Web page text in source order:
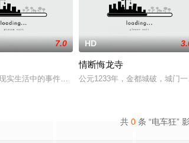
在这个设定世界里，时间并不是线性流动的，日子
治 饰）与心太朗（大泉洋 饰）将挑战一宗全新案件
7.0
实生活中的事件，围绕着一对在第二次世界大战中
HD
情断悔龙寺
公元1233年，金都城破，城门
共 0 条 “电车狂”